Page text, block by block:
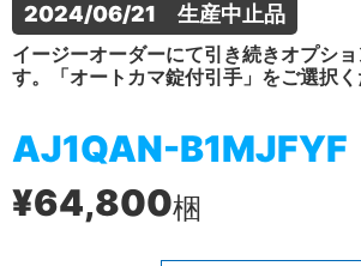
2024/06/21　生産中止品
イージーオーダーにて引き続きオプシ
す。「オートカマ錠付引手」をご選択く
AJ1QAN-B1MJFYF
¥64,800梱